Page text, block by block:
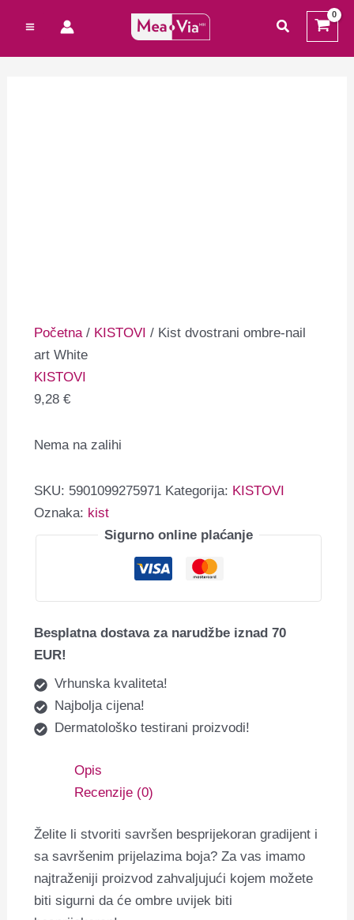
sadržaj
traži
Početna/ KISTOVI / Kist dvostrani ombre-nail
art White
KISTOVI
9,28€
Nema na zalihi
SKU: 5901099275971 Kategorija: KISTOVI
Oznaka: kist
Sigurno online plaćanje
Besplatna dostava za narudžbe iznad 70
EUR!
Vrhunska kvaliteta!
Najbolja cijena!
Dermatološko testirani proizvodi!
Opis
Recenzije (0)
Želite li stvoriti savršen besprijekoran gradijent i
sa savršenim prijelazima boja? Za vas imamo
najtraženiji proizvod zahvaljujući kojem možete
biti sigurni da će ombre uvijek biti
Total: